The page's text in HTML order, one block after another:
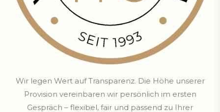
Wir legen Wert auf Transparenz. Die Höhe unserer
Provision vereinbaren wir persönlich im ersten
Gespräch – flexibel, fair und passend zu Ihrer